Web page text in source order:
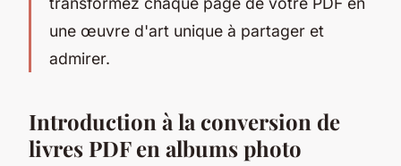
une œuvre d'art unique à partager et
admirer.
Introduction à la conversion de
livres PDF en albums photo